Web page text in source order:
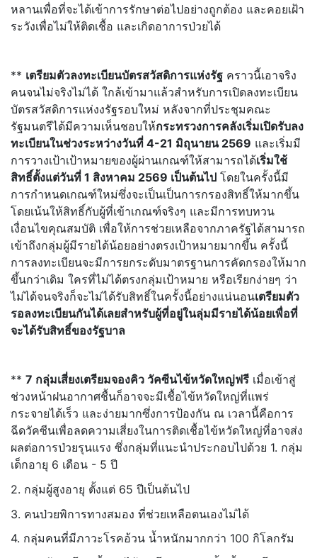
หลานเพื่อที่จะได้เข้าการรักษาต่อไปอย่างถูกต้อง และคอยเฝ้า
ระวังเพื่อไม่ให้ติดเชื้อ และเกิดอาการป่วยได้
** เตรียมตัวลงทะเบียนบัตรสวัสดิการแห่งรัฐ คราวนี้เอาจริง
คนจนไม่จริงไม่ได้ ใกล้เข้ามาแล้วสำหรับการเปิดลงทะเบียน
บัตรสวัสดิการแห่งงรัฐรอบใหม่ หลังจากที่ประชุมคณะ
รัฐมนตรีได้มีความเห็นชอบให้กระทรวงการคลังเริ่มเปิดรับลง
ทะเบียนในช่วงระหว่างวันที่ 4-21 มิถุนายน 2569 และเริ่มมี
การวางเป้าเป้าหมายของผู้ผ่านเกณฑ์ให้สามารถได้เริ่มใช้
สิทธิ์ตั้งแต่วันที่ 1 สิงหาคม 2569 เป็นต้นไป โดยในครั้งนี้มี
การกำหนดเกณฑ์ใหม่ซึ่งจะเป็นเป็นการกรองสิทธิ์ให้มากขึ้น
โดยเน้นให้สิทธิ์กับผู้ที่เข้าเกณฑ์จริงๆ และมีการทบทวน
เงื่อนไขคุณสมบัติ เพื่อให้การช่วยเหลือจากภาครัฐได้สามารถ
เข้าถึงกลุ่มผู้มีรายได้น้อยอย่างตรงเป้าหมายมากขึ้น ครั้งนี้
การลงทะเบียนจะมีการยกระดับมาตรฐานการคัดกรองให้มาก
ขึ้นกว่าเดิม ใครที่ไม่ได้ตรงกลุ่มเป้าหมาย หรือเรียกง่ายๆ ว่า
ไม่ได้จนจริงก็จะไม่ได้รับสิทธิ์ในครั้งนี้อย่างแน่นอนเตรียมตัว
รอลงทะเบียนกันได้เลยสำหรับผู้ที่อยู่ในลุ่มมีรายได้น้อยเพื่อที่
จะได้รับสิทธิ์ของรัฐบาล
** 7 กลุ่มเสี่ยงเตรียมจองคิว วัคซีนไข้หวัดใหญ่ฟรี เมื่อเข้าสู่
ช่วงหน้าฝนอากาศชื้นก็อาจจะมีเชื้อไข้หวัดใหญ่ที่แพร่
กระจายได้เร็ว และง่ายมากซึ่งการป้องกัน ณ เวลานี้คือการ
ฉีดวัคซีนเพื่อลดความเสี่ยงในการติดเชื้อไข้หวัดใหญ่ที่อาจส่ง
ผลต่อการป่วยรุนแรง ซึ่งกลุ่มที่แนะนำประกอบไปด้วย 1. กลุ่ม
เด็กอายุ 6 เดือน - 5 ปี
2. กลุ่มผู้สูงอายุ ตั้งแต่ 65 ปีเป็นต้นไป
3. คนป่วยพิการทางสมอง ที่ช่วยเหลือตนเองไม่ได้
4. กลุ่มคนที่มีภาวะโรคอ้วน น้ำหนักมากกว่า 100 กิโลกรัม